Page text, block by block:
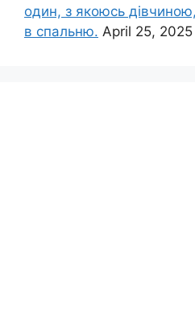
один, з якоюсь
в спальню. April 25, 2025